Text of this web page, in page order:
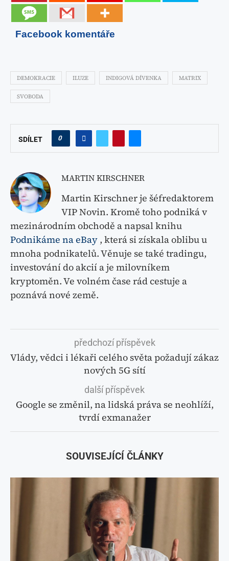
Facebook komentáře
DEMOKRACIE ILUZE INDIGOVÁ DÍVENKA MATRIX
SVOBODA
SDÍLET 0
MARTIN KIRSCHNER
Martin Kirschner je šéfredaktorem
VIP Novin. Kromě toho podniká v
mezinárodním obchodě a napsal knihu
Podnikáme na eBay , která si získala oblibu u
mnoha podnikatelů. Věnuje se také tradingu,
investování do akcií a je milovníkem
kryptoměn. Ve volném čase rád cestuje a
poznává nové země.
předchozí příspěvek
Vlády, vědci i lékaři celého světa požadují zákaz
nových 5G sítí
další příspěvek
Google se změnil, na lidská práva se neohlíží,
tvrdí exmanažer
SOUVISEJÍCÍ ČLÁNKY